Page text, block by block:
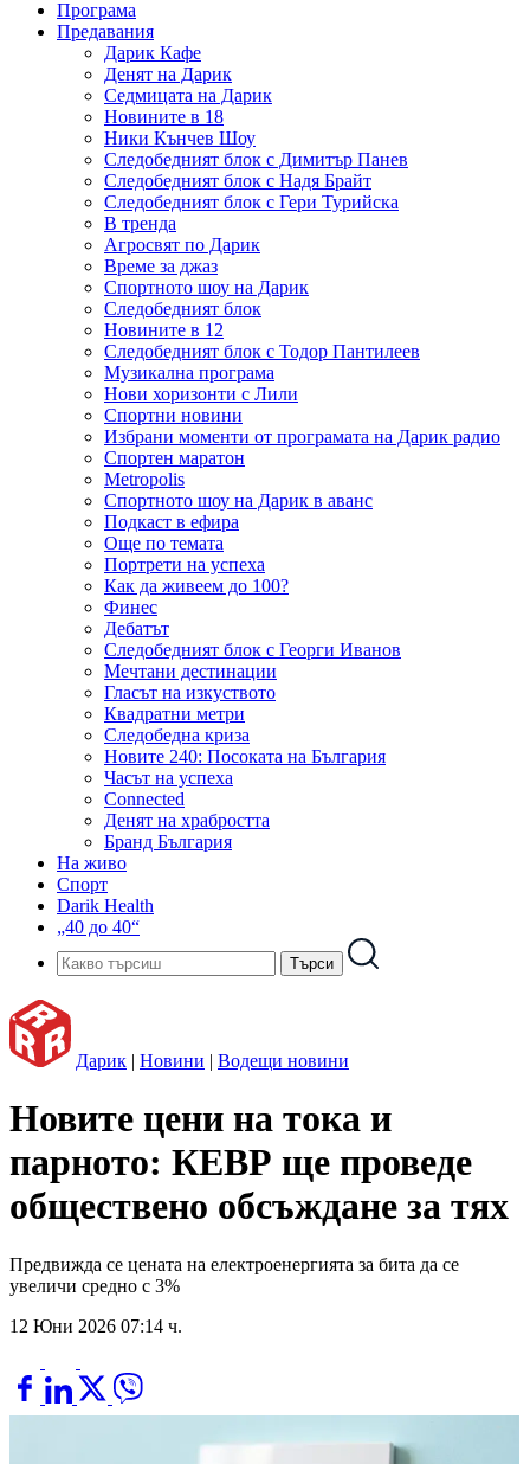
Програма
Предавания
Дарик Кафе
Денят на Дарик
Седмицата на Дарик
Новините в 18
Ники Кънчев Шоу
Следобедният блок с Димитър Панев
Следобедният блок с Надя Брайт
Следобедният блок с Гери Турийска
В тренда
Агросвят по Дарик
Време за джаз
Спортното шоу на Дарик
Следобедният блок
Новините в 12
Следобедният блок с Тодор Пантилеев
Музикална програма
Нови хоризонти с Лили
Спортни новини
Избрани моменти от програмата на Дарик радио
Спортен маратон
Metropolis
Спортното шоу на Дарик в аванс
Подкаст в ефира
Още по темата
Портрети на успеха
Как да живеем до 100?
Финес
Дебатът
Следобедният блок с Георги Иванов
Мечтани дестинации
Гласът на изкуството
Квадратни метри
Следобедна криза
Новите 240: Посоката на България
Часът на успеха
Connected
Денят на храбростта
Бранд България
На живо
Спорт
Darik Health
„40 до 40“
Дарик | Новини | Водещи новини
Новите цени на тока и
парното: КЕВР ще проведе
обществено обсъждане за тях
Предвижда се цената на електроенергията за бита да се
увеличи средно с 3%
12 Юни 2026 07:14 ч.